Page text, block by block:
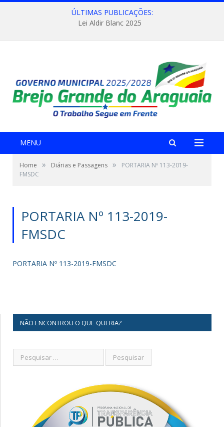
ÚLTIMAS PUBLICAÇÕES:
Lei Aldir Blanc 2025
MENU
Home » Diárias e Passagens »
PORTARIA Nº 113-2019-
FMSDC
PORTARIA Nº 113-2019-
FMSDC
PORTARIA Nº 113-2019-FMSDC
NÃO ENCONTROU O QUE QUERIA?